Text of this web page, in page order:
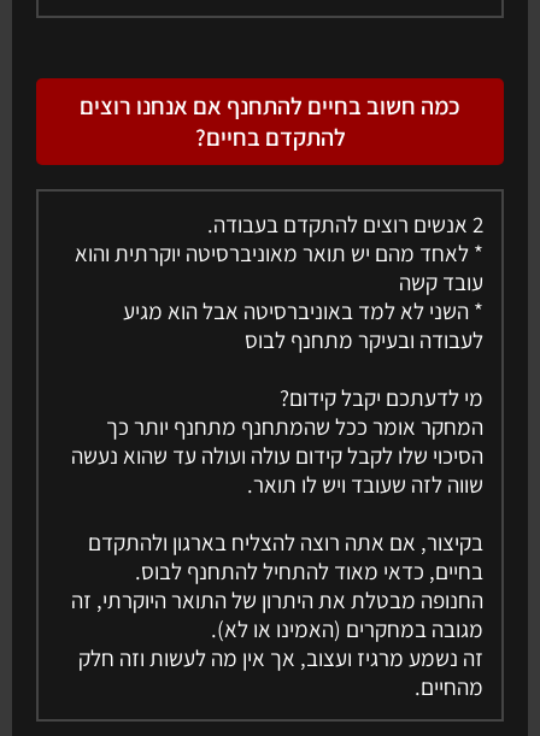
כמה חשוב בחיים להתחנף אם אנחנו רוצים
להתקדם בחיים?
2 אנשים רוצים להתקדם בעבודה.
* לאחד מהם יש תואר מאוניברסיטה יוקרתית והוא
עובד קשה
* השני לא למד באוניברסיטה אבל הוא מגיע
לעבודה ובעיקר מתחנף לבוס
מי לדעתכם יקבל קידום?
המחקר אומר ככל שהמתחנף מתחנף יותר כך
הסיכוי שלו לקבל קידום עולה ועולה עד שהוא נעשה
שווה לזה שעובד ויש לו תואר.
בקיצור, אם אתה רוצה להצליח בארגון ולהתקדם
בחיים, כדאי מאוד להתחיל להתחנף לבוס.
החנופה מבטלת את היתרון של התואר היוקרתי, זה
מגובה במחקרים (האמינו או לא).
זה נשמע מרגיז ועצוב, אך אין מה לעשות וזה חלק
מהחיים.